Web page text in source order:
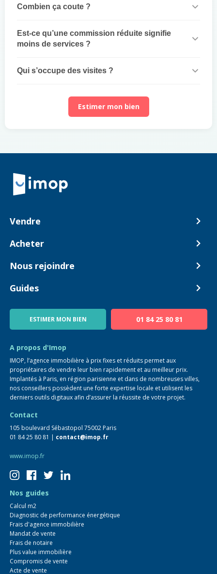
Combien ça coute ?
Est-ce qu’une commission réduite signifie
moins de services ?
Qui s’occupe des visites ?
Estimer mon bien
Retour à la navigation principale
Vendre
Comment ça marche ?
Acheter
Biens en vente
Nous rejoindre
Devenir Conseiller
Guides
Blog
ESTIMER MON BIEN 01 84 25 80 81
A propos d'Imop
IMOP, l’agence immobilière à prix fixes et réduits permet aux
propriétaires de vendre leur bien rapidement et au meilleur prix.
Implantés à Paris, en région parisienne et dans de nombreuses villes,
nos conseillers possèdent une forte expertise locale et utilisent les
derniers outils digitaux afin d’assurer la réussite de votre projet.
Contact
105 boulevard Sébastopol 75002 Paris
01 84 25 80 81 | contact@imop.fr
www.imop.fr
Nos guides
Calcul m2
Diagnostic de performance énergétique
Frais d'agence immobilière
Mandat de vente
Frais de notaire
Plus value immobilière
Compromis de vente
Acte de vente